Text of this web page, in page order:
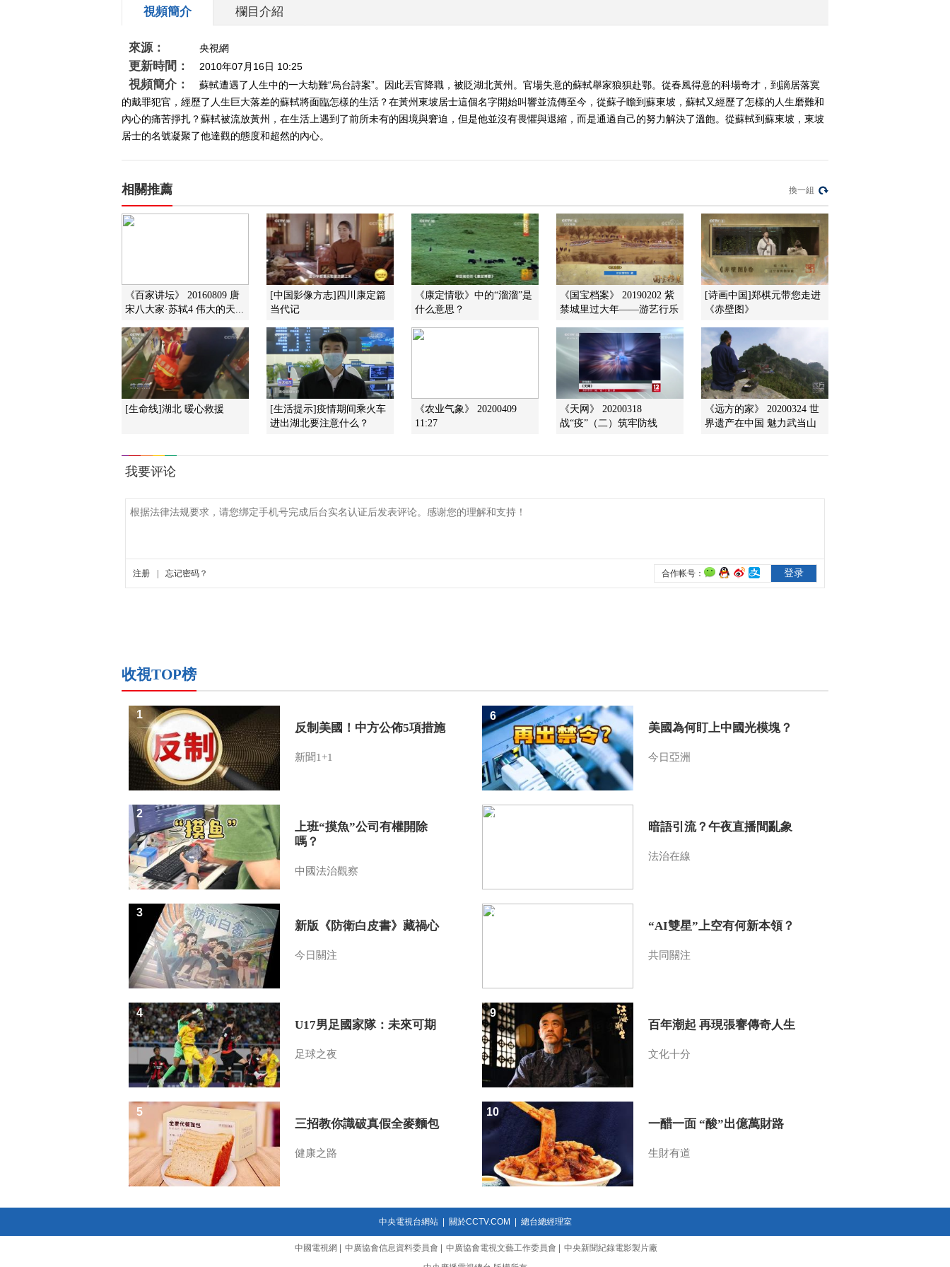
2010-07-16 10:25:04
亮剑中的英雄李云龙 上
2010-07-16 10:25:02
楹联的故事 中
2010-07-16 10:24:57
楹联的故事 下
2010-07-16 10:24:56
2010-07-16 10:24:54
2010-07-16 10:24:52
手拉手（上）
2010-07-16 10:24:46
視頻簡介 欄目介紹
來源： 央視網
更新時間： 2010年07月16日 10:25
視頻簡介：
蘇軾遭遇了人生中的一大劫難“烏台詩案”。因此丟官降職，被貶湖北黃州。官場失意的蘇軾舉家狼狽赴鄂。從春風得意的科場奇才，到謫居落寞
的戴罪犯官，經歷了人生巨大落差的蘇軾將面臨怎樣的生活？在黃州東坡居士這個名字開始叫響並流傳至今，從蘇子瞻到蘇東坡，蘇軾又經歷了怎樣的人生磨難和
內心的痛苦掙扎？蘇軾被流放黃州，在生活上遇到了前所未有的困境與窘迫，但是他並沒有畏懼與退縮，而是通過自己的努力解決了溫飽。從蘇軾到蘇東坡，東坡
居士的名號凝聚了他達觀的態度和超然的內心。
相關推薦 換一組
《百家讲坛》 20160809 唐
宋八大家·苏轼4 伟大的天...
[中国影像方志]四川康定篇
当代记
《康定情歌》中的“溜溜”是
什么意思？
《国宝档案》 20190202 紫
禁城里过大年——游艺行乐
[诗画中国]郑棋元带您走进
《赤壁图》
[生命线]湖北 暖心救援
[生活提示]疫情期间乘火车
进出湖北要注意什么？
《农业气象》 20200409
11:27
《天网》 20200318
战“疫”（二）筑牢防线
《远方的家》 20200324 世
界遗产在中国 魅力武当山
收視TOP榜
反制美國！中方公佈5項措施
新聞1+1
1
上班“摸魚”公司有權開除
嗎？
中國法治觀察
2
新版《防衛白皮書》藏禍心
今日關注
3
U17男足國家隊：未來可期
足球之夜
4
三招教你識破真假全麥麵包
健康之路
5
美國為何盯上中國光模塊？
今日亞洲
6
暗語引流？午夜直播間亂象
法治在線
7
“AI雙星”上空有何新本領？
共同關注
8
百年潮起 再現張謇傳奇人生
文化十分
9
一醋一面 “酸”出億萬財路
生財有道
10
中央電視台網站| 關於CCTV.COM 總台總經理室
中國電視網 中廣協會信息資料委員會 中廣協會電視文藝工作委員會
中央新聞紀錄電影製片廠